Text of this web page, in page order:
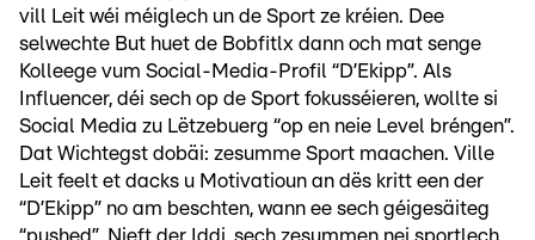
vill Leit wéi méiglech un de Sport ze kréien. Dee
selwechte But huet de Bobfitlx dann och mat senge
Kolleege vum Social-Media-Profil “D’Ekipp”. Als
Influencer, déi sech op de Sport fokusséieren, wollte si
Social Media zu Lëtzebuerg “op en neie Level bréngen”.
Dat Wichtegst dobäi: zesumme Sport maachen. Ville
Leit feelt et dacks u Motivatioun an dës kritt een der
“D’Ekipp” no am beschten, wann ee sech géigesäiteg
“pushed”. Nieft der Iddi, sech zesummen nei sportlech